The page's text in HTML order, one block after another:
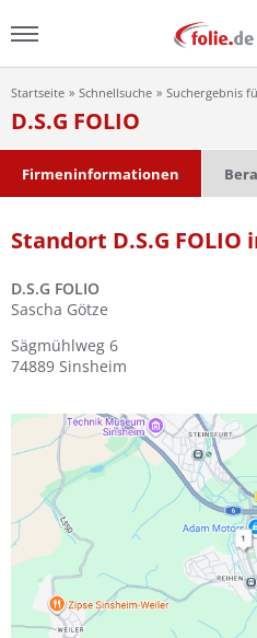
Home
Video
Ist Ihre
Kostenlos
Startseite Schnellsuche Suchergebnis
D.S.G FOLIO
Firmeninformationen
Standort D.S.G FOLIO
D.S.G FOLIO
Sascha Götze
Sägmühlweg 6
74889 Sinsheim